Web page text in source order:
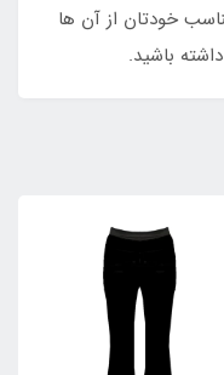
خودتان از آن ها
باشید.